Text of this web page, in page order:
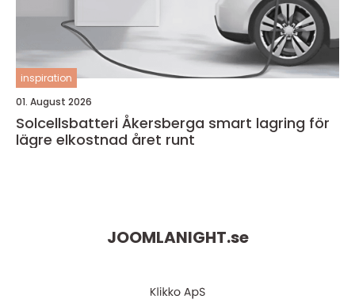
inspiration
01. August 2026
Solcellsbatteri Åkersberga smart lagring för
lägre elkostnad året runt
JOOMLANIGHT.se